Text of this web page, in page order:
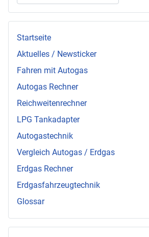
Startseite
Aktuelles / Newsticker
Fahren mit Autogas
Autogas Rechner
Reichweitenrechner
LPG Tankadapter
Autogastechnik
Vergleich Autogas / Erdgas
Erdgas Rechner
Erdgasfahrzeugtechnik
Glossar